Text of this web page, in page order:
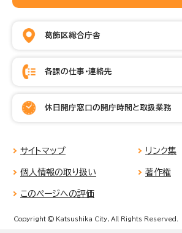
葛飾区総合庁舎
各課の仕事・連絡先
休日開庁窓口の開庁時間と取扱業務
サイトマップ リンク集
個人情報の取り扱い 著作権
このページへの評価
Copyright © Katsushika City, All Rights Reserved.